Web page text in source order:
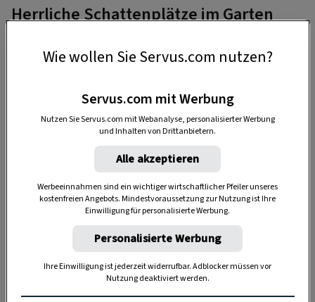
Herrliche Schattenplätze im Garten
in diesem gemütlichen Badehaus Zuflucht.
Wie wollen Sie Servus.com nutzen?
Servus.com mit Werbung
Nutzen Sie Servus.com mit Webanalyse, personalisierter Werbung
und Inhalten von Drittanbietern.
Alle akzeptieren
Werbeeinnahmen sind ein wichtiger wirtschaftlicher Pfeiler unseres
kostenfreien Angebots. Mindestvoraussetzung zur Nutzung ist Ihre
Einwilligung für personalisierte Werbung.
Personalisierte Werbung
Ihre Einwilligung ist jederzeit widerrufbar. Adblocker müssen vor
Nutzung deaktiviert werden.